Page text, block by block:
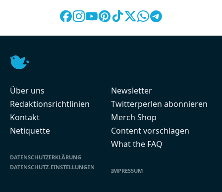
Über uns
Redaktionsrichtlinien
Kontakt
Netiquette
DATENSCHUTZERKLÄRUNG
DATENSCHUTZ-EINSTELLUNGEN
Newsletter
Twitterperlen abonnieren
Merch Shop
Content vorschlagen
What the FAQ
IMPRESSUM